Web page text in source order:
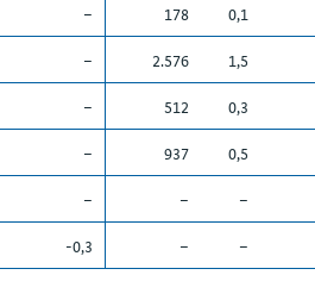
– 178 0,1
– 2.576 1,5
– 512 0,3
– 937 0,5
– – –
-0,3 – –